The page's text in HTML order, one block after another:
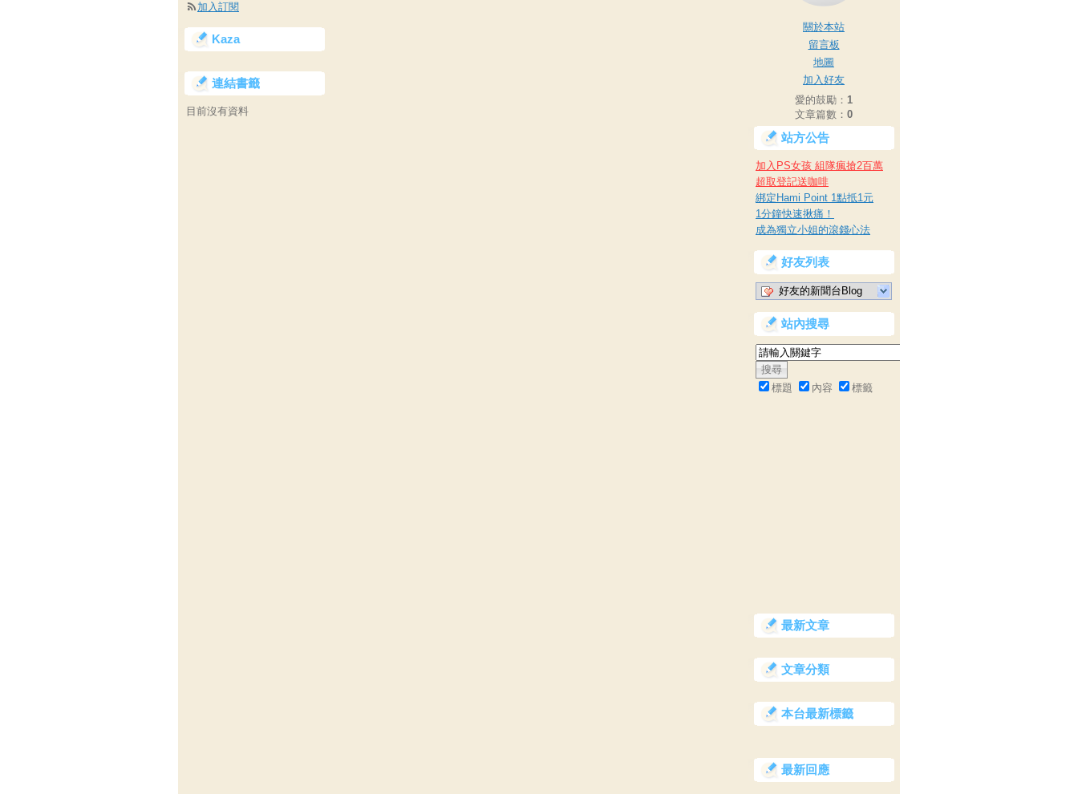
關於本站
留言板
地圖
加入好友
愛的鼓勵： 1
文章篇數： 0
站方公告
加入PS女孩 組隊瘋搶2百萬
超取登記送咖啡
綁定Hami Point 1點抵1元
1分鐘快速揪痛！
成為獨立小姐的滾錢心法
好友列表
好友的新聞台Blog
站內搜尋
標題 內容 標籤
最新文章
文章分類
本台最新標籤
最新回應
加入訂閱
Kaza
連結書籤
目前沒有資料